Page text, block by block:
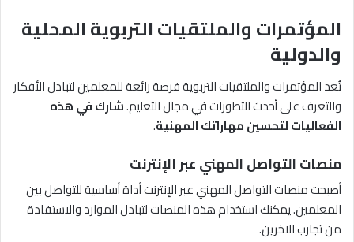
المؤتمرات والملتقيات التربوية المحلية
والدولية
تُعد المؤتمرات والملتقيات التربوية فرصة رائعة للمعلمين لتبادل الأفكار
والتعرف على أحدث التطورات في مجال التعليم.شارك في هذه
الفعاليات لتحسين مهاراتك المهنية.
منصات التواصل المهني عبر الإنترنت
أصبحت منصات التواصل المهني عبر الإنترنت أداة أساسية للتواصل بين
المعلمين. يمكنك استخدام هذه المنصات لتبادل الموارد والاستفادة
من تجارب الآخرين.